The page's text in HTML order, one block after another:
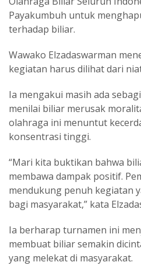
Payakumbuh untuk
terhadap biliar.
Wawako Elzadaswarman
kegiatan harus dilihat dari
Ia mengakui masih ada
menilai biliar merusak
olahraga ini menuntut
konsentrasi tinggi.
“Mari kita buktikan bahwa
membawa dampak positif.
mendukung penuh kegiatan
bagi masyarakat,” kata
Ia berharap turnamen ini
membuat biliar semakin
yang melekat di masyarakat.